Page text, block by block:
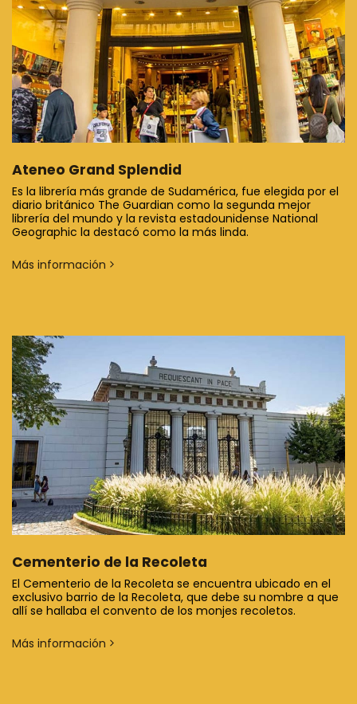
Ateneo Grand Splendid
Es la librería más grande de Sudamérica, fue elegida por el
diario británico The Guardian como la segunda mejor
librería del mundo y la revista estadounidense National
Geographic la destacó como la más linda.
Más información
Cementerio de la Recoleta
El Cementerio de la Recoleta se encuentra ubicado en el
exclusivo barrio de la Recoleta, que debe su nombre a que
allí se hallaba el convento de los monjes recoletos.
Más información